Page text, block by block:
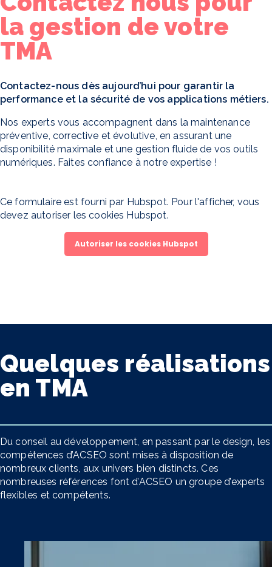
la gestion de votre
TMA
Contactez-nous dès aujourd’hui pour garantir la
performance et la sécurité de vos applications métiers.
Nos experts vous accompagnent dans la maintenance
préventive, corrective et évolutive, en assurant une
disponibilité maximale et une gestion fluide de vos outils
numériques. Faites confiance à notre expertise !
Ce formulaire est fourni par Hubspot. Pour l'afficher, vous
devez autoriser les cookies Hubspot.
Autoriser les cookies Hubspot
Quelques réalisations
en TMA
Du conseil au développement, en passant par le design, les
compétences d’ACSEO sont mises à disposition de
nombreux clients, aux univers bien distincts. Ces
nombreuses références font d’ACSEO un groupe d’experts
flexibles et compétents.